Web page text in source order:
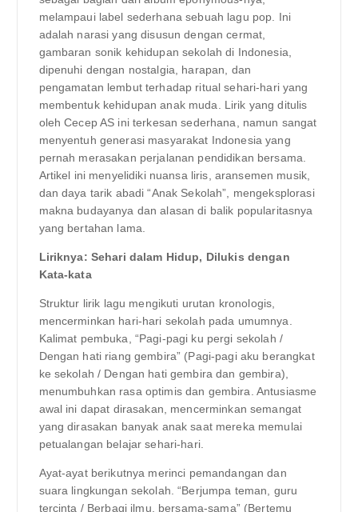
melampaui label sederhana sebuah lagu pop. Ini
adalah narasi yang disusun dengan cermat,
gambaran sonik kehidupan sekolah di Indonesia,
dipenuhi dengan nostalgia, harapan, dan
pengamatan lembut terhadap ritual sehari-hari yang
membentuk kehidupan anak muda. Lirik yang ditulis
oleh Cecep AS ini terkesan sederhana, namun sangat
menyentuh generasi masyarakat Indonesia yang
pernah merasakan perjalanan pendidikan bersama.
Artikel ini menyelidiki nuansa liris, aransemen musik,
dan daya tarik abadi “Anak Sekolah”, mengeksplorasi
makna budayanya dan alasan di balik popularitasnya
yang bertahan lama.
Liriknya: Sehari dalam Hidup, Dilukis dengan
Kata-kata
Struktur lirik lagu mengikuti urutan kronologis,
mencerminkan hari-hari sekolah pada umumnya.
Kalimat pembuka, “Pagi-pagi ku pergi sekolah /
Dengan hati riang gembira” (Pagi-pagi aku berangkat
ke sekolah / Dengan hati gembira dan gembira),
menumbuhkan rasa optimis dan gembira. Antusiasme
awal ini dapat dirasakan, mencerminkan semangat
yang dirasakan banyak anak saat mereka memulai
petualangan belajar sehari-hari.
Ayat-ayat berikutnya merinci pemandangan dan
suara lingkungan sekolah. “Berjumpa teman, guru
tercinta / Berbagi ilmu, bersama-sama” (Bertemu